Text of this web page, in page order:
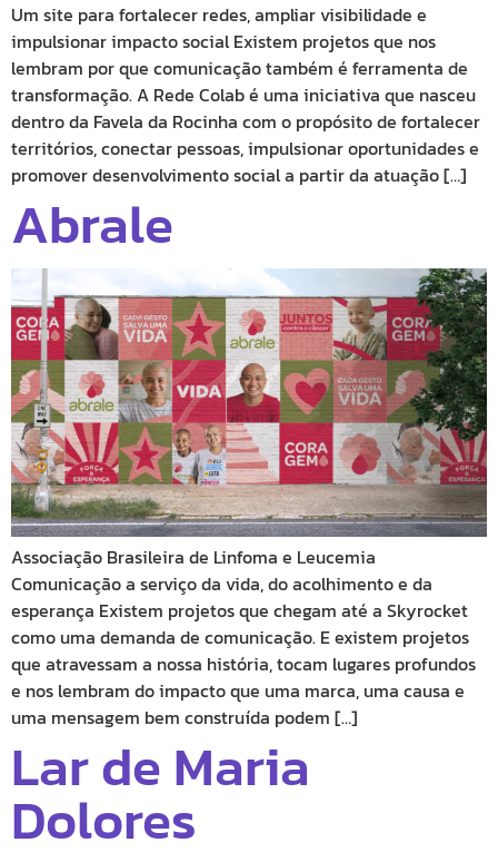
Um site para fortalecer redes, ampliar visibilidade e
impulsionar impacto social Existem projetos que nos
lembram por que comunicação também é ferramenta de
transformação. A Rede Colab é uma iniciativa que nasceu
dentro da Favela da Rocinha com o propósito de fortalecer
territórios, conectar pessoas, impulsionar oportunidades e
promover desenvolvimento social a partir da atuação […]
Abrale
Associação Brasileira de Linfoma e Leucemia
Comunicação a serviço da vida, do acolhimento e da
esperança Existem projetos que chegam até a Skyrocket
como uma demanda de comunicação. E existem projetos
que atravessam a nossa história, tocam lugares profundos
e nos lembram do impacto que uma marca, uma causa e
uma mensagem bem construída podem […]
Lar de Maria
Dolores